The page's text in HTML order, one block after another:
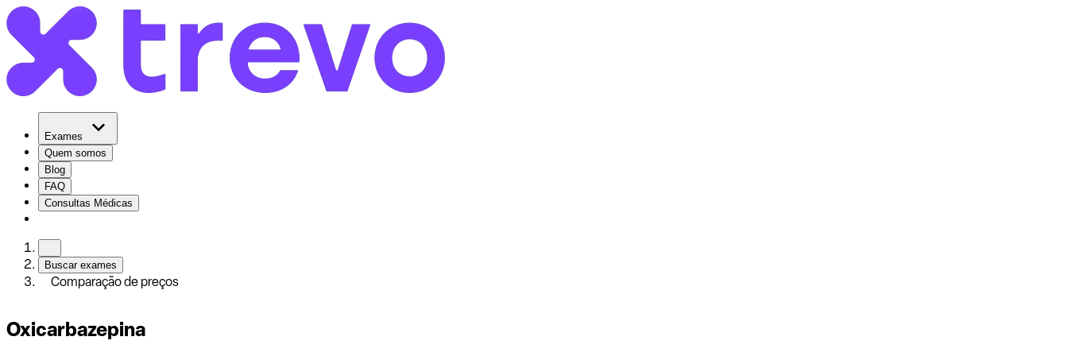
Exames
Quem somos
Blog
FAQ
Consultas Médicas
Buscar exames
Comparação de preços
Oxicarbazepina